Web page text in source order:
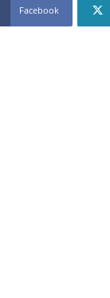
Facebook